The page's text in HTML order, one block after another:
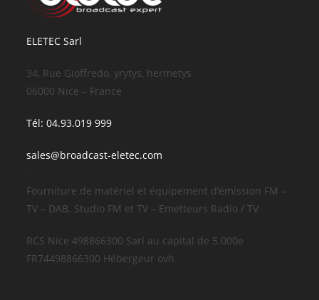
ELETEC Sarl
34, Rue Gioffredo, yrytys, hermetys
06000 Nice – France
Tél: 04.93.019 999
sales@broadcast-eletec.com
¨
Fourniture de matériel et équipement d’émission FM –
TV – DAB. Studio FM et TV – Emetteurs Radio / TV
RCS Nice 498866300 Sarl au capital de 5.000e
FR74498866300 Hébergeur ovh